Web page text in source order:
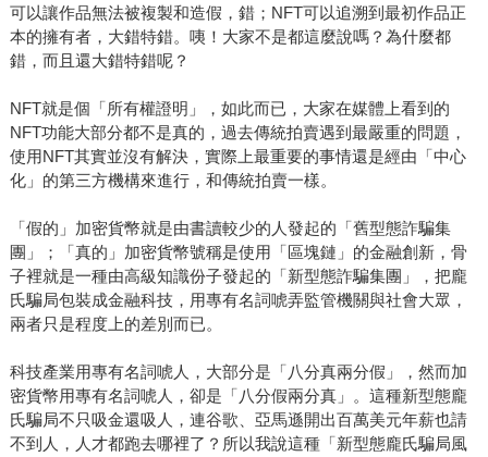
可以讓作品無法被複製和造假，錯；NFT可以追溯到最初作品正
本的擁有者，大錯特錯。咦！大家不是都這麼說嗎？為什麼都
錯，而且還大錯特錯呢？
NFT就是個「所有權證明」，如此而已，大家在媒體上看到的
NFT功能大部分都不是真的，過去傳統拍賣遇到最嚴重的問題，
使用NFT其實並沒有解決，實際上最重要的事情還是經由「中心
化」的第三方機構來進行，和傳統拍賣一樣。
「假的」加密貨幣就是由書讀較少的人發起的「舊型態詐騙集
團」；「真的」加密貨幣號稱是使用「區塊鏈」的金融創新，骨
子裡就是一種由高級知識份子發起的「新型態詐騙集團」，把龐
氏騙局包裝成金融科技，用專有名詞唬弄監管機關與社會大眾，
兩者只是程度上的差別而已。
科技產業用專有名詞唬人，大部分是「八分真兩分假」，然而加
密貨幣用專有名詞唬人，卻是「八分假兩分真」。這種新型態龐
氏騙局不只吸金還吸人，連谷歌、亞馬遜開出百萬美元年薪也請
不到人，人才都跑去哪裡了？所以我說這種「新型態龐氏騙局風